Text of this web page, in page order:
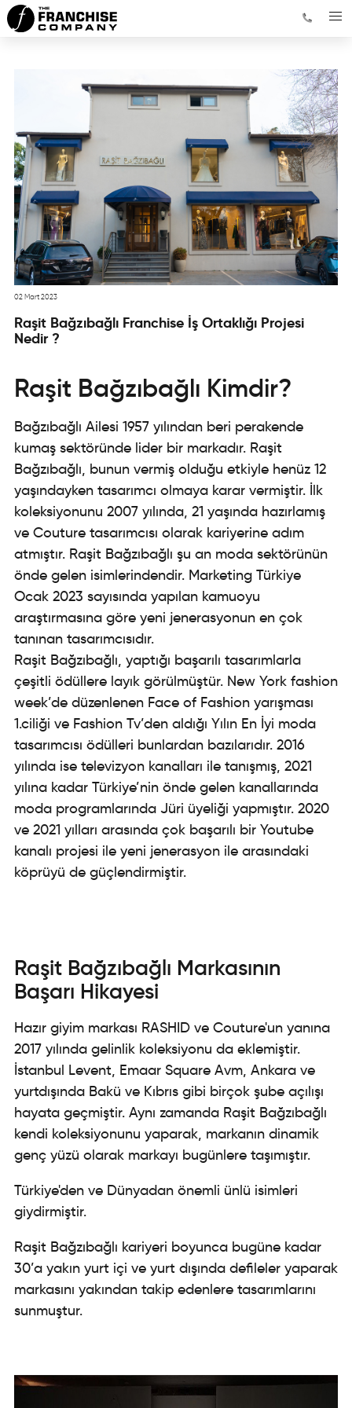
02 Mart 2023
Raşit Bağzıbağlı Franchise İş Ortaklığı Projesi
Nedir ?
Raşit Bağzıbağlı Kimdir?
Bağzıbağlı Ailesi 1957 yılından beri perakende
kumaş sektöründe lider bir markadır. Raşit
Bağzıbağlı, bunun vermiş olduğu etkiyle henüz 12
yaşındayken tasarımcı olmaya karar vermiştir. İlk
koleksiyonunu 2007 yılında, 21 yaşında hazırlamış
ve Couture tasarımcısı olarak kariyerine adım
atmıştır. Raşit Bağzıbağlı şu an moda sektörünün
önde gelen isimlerindendir. Marketing Türkiye
Ocak 2023 sayısında yapılan kamuoyu
araştırmasına göre yeni jenerasyonun en çok
tanınan tasarımcısıdır.
Raşit Bağzıbağlı, yaptığı başarılı tasarımlarla
çeşitli ödüllere layık görülmüştür. New York fashion
week’de düzenlenen Face of Fashion yarışması
1.ciliği ve Fashion Tv’den aldığı Yılın En İyi moda
tasarımcısı ödülleri bunlardan bazılarıdır. 2016
yılında ise televizyon kanalları ile tanışmış, 2021
yılına kadar Türkiye’nin önde gelen kanallarında
moda programlarında Jüri üyeliği yapmıştır. 2020
ve 2021 yılları arasında çok başarılı bir Youtube
kanalı projesi ile yeni jenerasyon ile arasındaki
köprüyü de güçlendirmiştir.
Raşit Bağzıbağlı Markasının
Başarı Hikayesi
Hazır giyim markası RASHID ve Couture'un yanına
2017 yılında gelinlik koleksiyonu da eklemiştir.
İstanbul Levent, Emaar Square Avm, Ankara ve
yurtdışında Bakü ve Kıbrıs gibi birçok şube açılışı
hayata geçmiştir. Aynı zamanda Raşit Bağzıbağlı
kendi koleksiyonunu yaparak, markanın dinamik
genç yüzü olarak markayı bugünlere taşımıştır.
Türkiye'den ve Dünyadan önemli ünlü isimleri
giydirmiştir.
Raşit Bağzıbağlı kariyeri boyunca bugüne kadar
30’a yakın yurt içi ve yurt dışında defileler yaparak
markasını yakından takip edenlere tasarımlarını
sunmuştur.